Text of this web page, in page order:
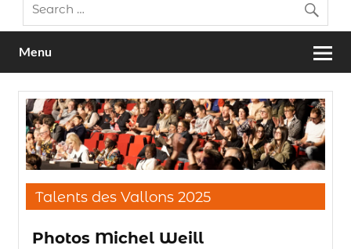
Menu
Talents des Vallons 2025
Photos Michel Weill